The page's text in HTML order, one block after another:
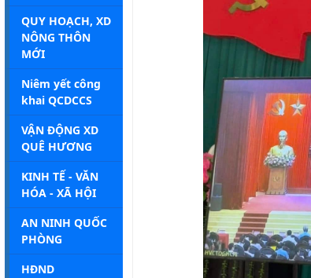
QUY HOẠCH, XD
NÔNG THÔN
MỚI
Niêm yết công
khai QCDCCS
VẬN ĐỘNG XD
QUÊ HƯƠNG
KINH TẾ - VĂN
HÓA - XÃ HỘI
AN NINH QUỐC
PHÒNG
HĐND